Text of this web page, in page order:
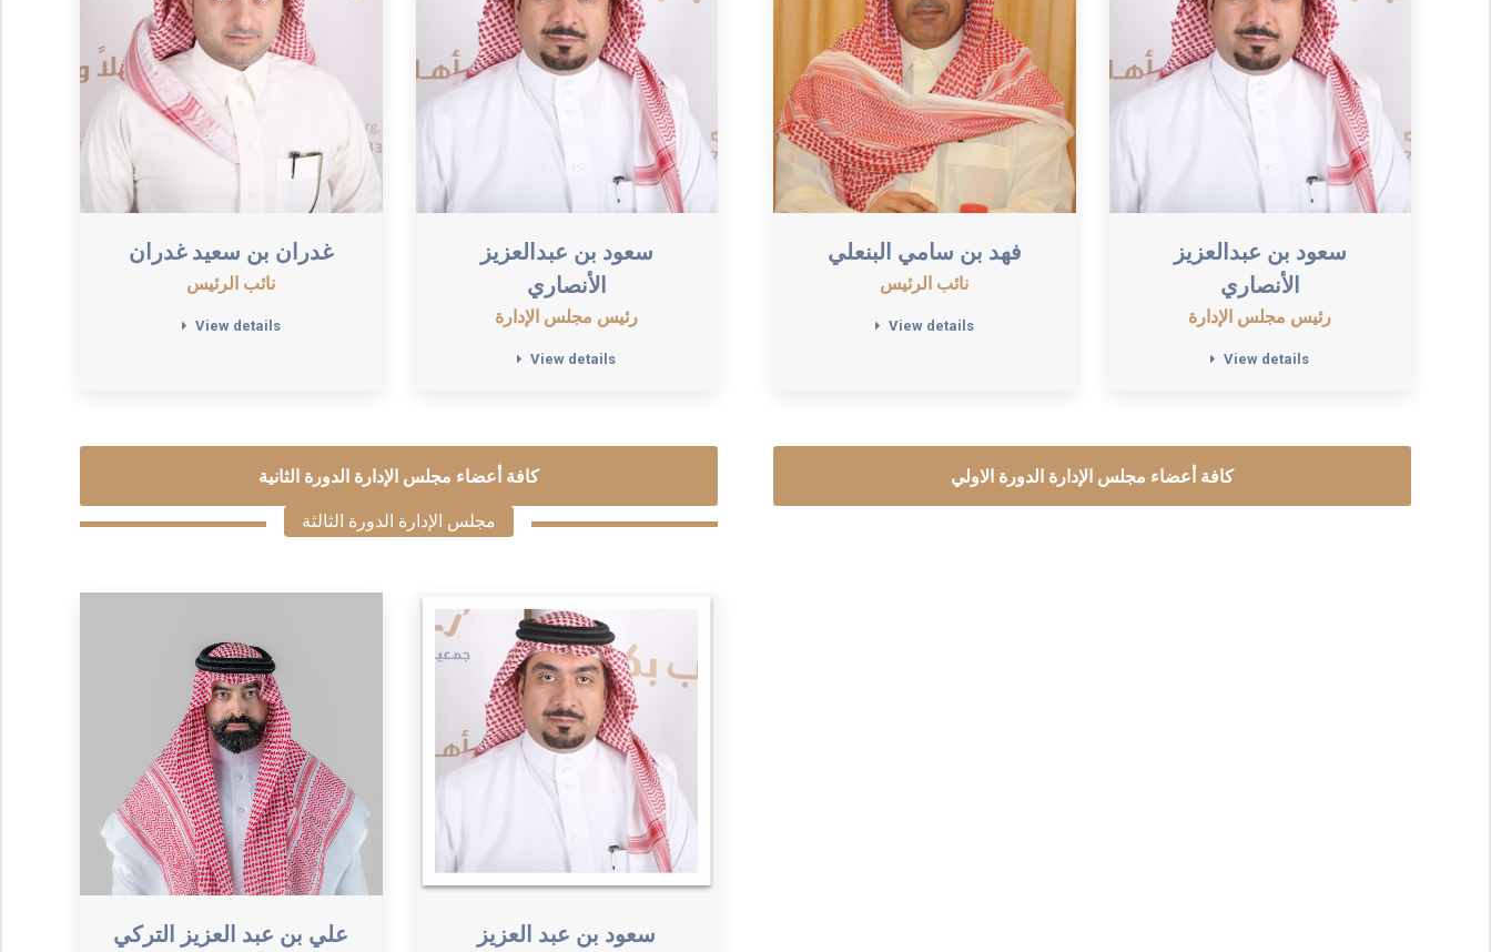
سعود بن عبدالعزيز
الأنصاري
رئيس مجلس الإدارة
View details
غدران بن سعيد غدران
نائب الرئيس
View details
كافة أعضاء مجلس الإدارة الدورة الثانية
سعود بن عبدالعزيز
الأنصاري
رئيس مجلس الإدارة
View details
فهد بن سامي البنعلي
نائب الرئيس
View details
كافة أعضاء مجلس الإدارة الدورة الاولي
مجلس الإدارة الدورة الثالثة
سعود بن عبد العزيز
علي بن عبد العزيز التركي